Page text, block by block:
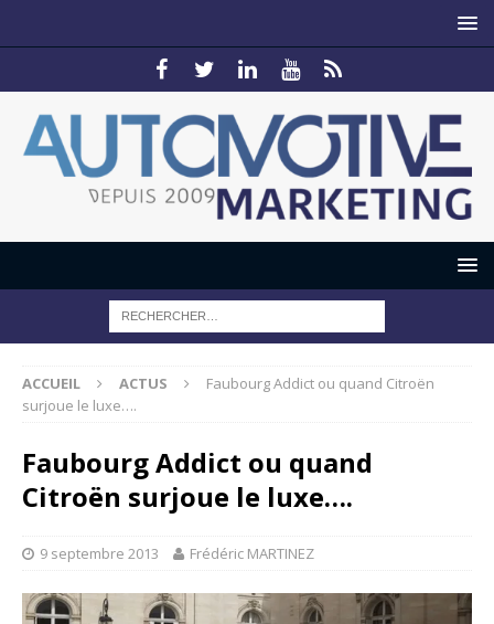
ACCUEIL ACTUS
Faubourg Addict ou quand Citroën
surjoue le luxe….
Faubourg Addict ou quand
Citroën surjoue le luxe….
9 septembre 2013 Frédéric MARTINEZ